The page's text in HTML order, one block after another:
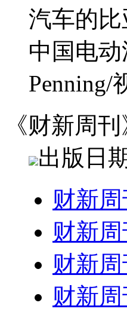
汽车的
中国电
Penning/
《财新周
出版日
财新
财新
财新
财新